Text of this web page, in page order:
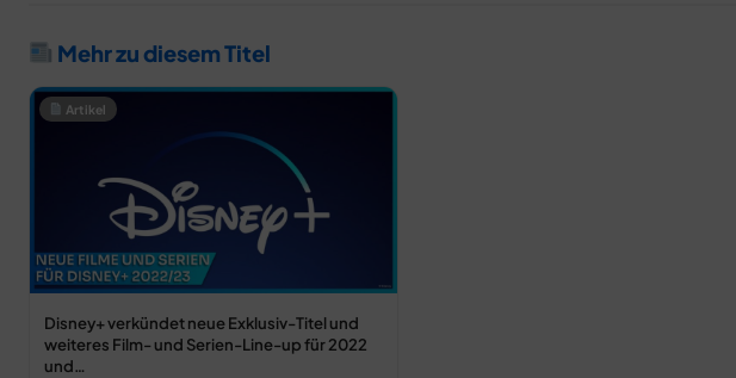
Mehr zu diesem Titel
Artikel
Disney+ verkündet neue Exklusiv-Titel und
weiteres Film- und Serien-Line-up für 2022
und…